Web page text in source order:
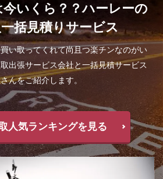
いくら？？ハーレーの
括見積りサービス
い取ってくれて尚且つ楽チンなのがい
出張サービス会社と一括見積サービス
んをご紹介します。
人気ランキングを見る